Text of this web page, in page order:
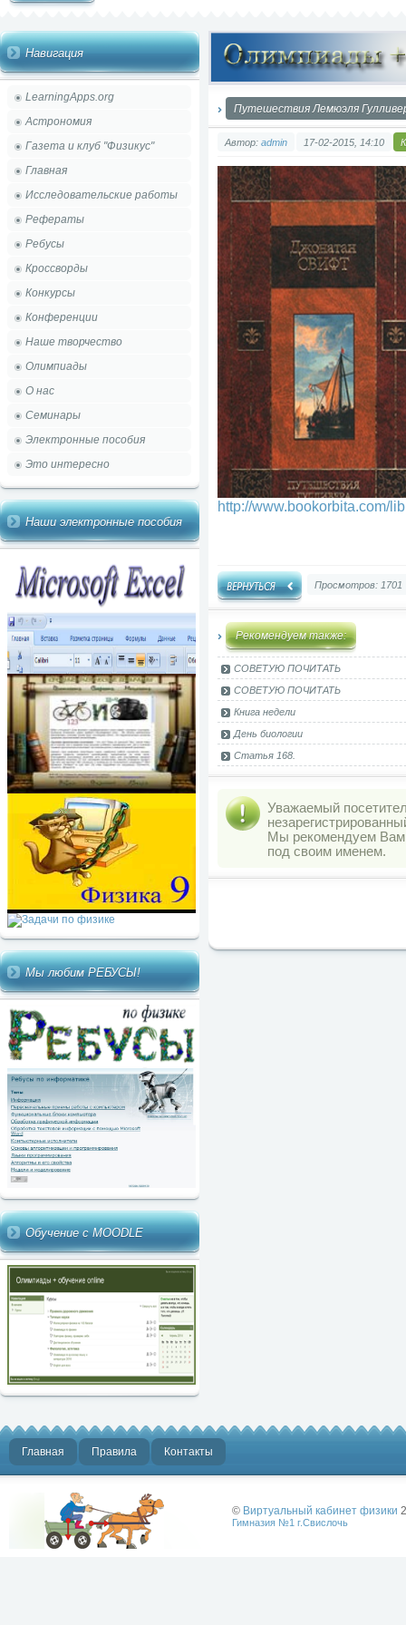
Навигация
LearningApps.org
Астрономия
Газета и клуб "Физикус"
Главная
Исследовательские работы
Рефераты
Ребусы
Кроссворды
Конкурсы
Конференции
Наше творчество
Олимпиады
О нас
Семинары
Электронные пособия
Это интересно
Наши электронные пособия
Мы любим РЕБУСЫ!
Обучение с MOODLE
Путешествия Лемюэля
Автор: admin 17-02-2015, 14:10
http://www.bookorbita.com/
Просмотров: 1701
Рекомендуем также:
СОВЕТУЮ ПОЧИТАТЬ
СОВЕТУЮ ПОЧИТАТЬ
Книга недели
День биологии
Статья 168.
Уважаемый
Мы рекомендуем
под своим именем.
Главная Правила Контакты
© Виртуальный кабинет физики
Гимназия №1 г.Свислочь